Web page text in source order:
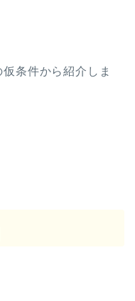
仮条件から紹介しま